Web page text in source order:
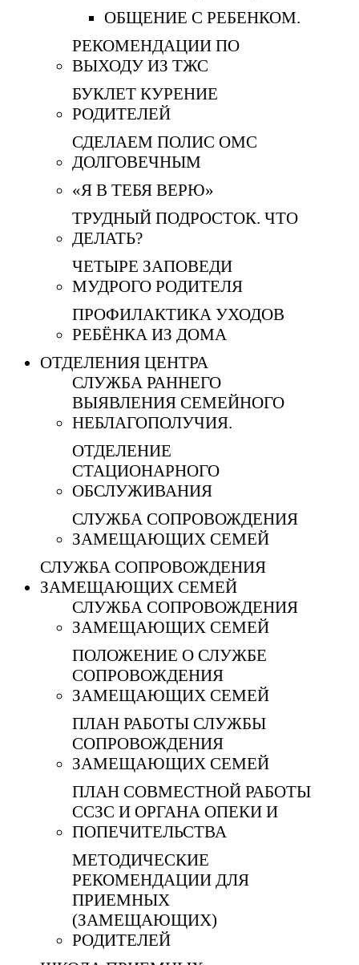
ОБЩЕНИЕ С РЕБЕНКОМ.
РЕКОМЕНДАЦИИ ПО
ВЫХОДУ ИЗ ТЖС
БУКЛЕТ КУРЕНИЕ
РОДИТЕЛЕЙ
СДЕЛАЕМ ПОЛИС ОМС
ДОЛГОВЕЧНЫМ
«Я В ТЕБЯ ВЕРЮ»
ТРУДНЫЙ ПОДРОСТОК. ЧТО
ДЕЛАТЬ?
ЧЕТЫРЕ ЗАПОВЕДИ
МУДРОГО РОДИТЕЛЯ
ПРОФИЛАКТИКА УХОДОВ
РЕБЁНКА ИЗ ДОМА
ОТДЕЛЕНИЯ ЦЕНТРА
СЛУЖБА РАННЕГО
ВЫЯВЛЕНИЯ СЕМЕЙНОГО
НЕБЛАГОПОЛУЧИЯ.
ОТДЕЛЕНИЕ
СТАЦИОНАРНОГО
ОБСЛУЖИВАНИЯ
СЛУЖБА СОПРОВОЖДЕНИЯ
ЗАМЕЩАЮЩИХ СЕМЕЙ
СЛУЖБА СОПРОВОЖДЕНИЯ
ЗАМЕЩАЮЩИХ СЕМЕЙ
СЛУЖБА СОПРОВОЖДЕНИЯ
ЗАМЕЩАЮЩИХ СЕМЕЙ
ПОЛОЖЕНИЕ О СЛУЖБЕ
СОПРОВОЖДЕНИЯ
ЗАМЕЩАЮЩИХ СЕМЕЙ
ПЛАН РАБОТЫ СЛУЖБЫ
СОПРОВОЖДЕНИЯ
ЗАМЕЩАЮЩИХ СЕМЕЙ
ПЛАН СОВМЕСТНОЙ РАБОТЫ
ССЗС И ОРГАНА ОПЕКИ И
ПОПЕЧИТЕЛЬСТВА
МЕТОДИЧЕСКИЕ
РЕКОМЕНДАЦИИ ДЛЯ
ПРИЕМНЫХ
(ЗАМЕЩАЮЩИХ)
РОДИТЕЛЕЙ